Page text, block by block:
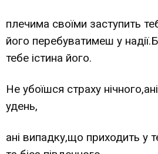
плечима своїми заступить
його перебуватимеш у
тебе істина його.
Не убоїшся страху
удень,
ані випадку,що приходить у